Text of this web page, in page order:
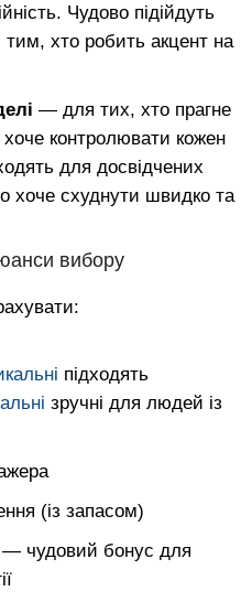
Чудово підійдуть
тим, хто робить акцент на
— для тих, хто прагне
хоче контролювати кожен
для досвідчених
хоче схуднути швидко та
вибору
підходять
зручні для людей із
(із запасом)
— чудовий бонус для